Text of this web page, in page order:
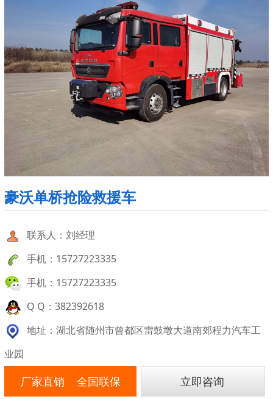
豪沃单桥抢险救援车
联系人：刘经理
手机：15727223335
手机：15727223335
Q Q：382392618
地址：湖北省随州市曾都区雷鼓墩大道南郊程力汽车工
业园
厂家直销 全国联保 立即咨询